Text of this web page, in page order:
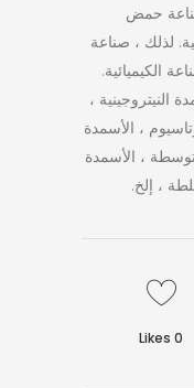
حمض
لذلك ، صناعة
الكيميائية.
النيتروجينية ،
، الأسمدة
، الأسمدة
، إلخ.
0